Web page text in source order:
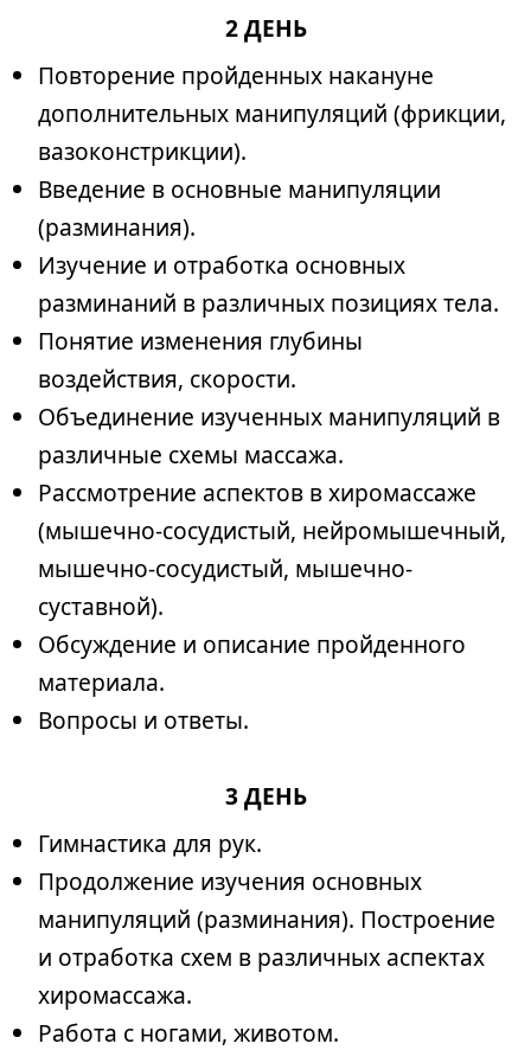
2 ДЕНЬ
Повторение пройденных накануне
дополнительных манипуляций (фрикции,
вазоконстрикции).
Введение в основные манипуляции
(разминания).
Изучение и отработка основных
разминаний в различных позициях тела.
Понятие изменения глубины
воздействия, скорости.
Объединение изученных манипуляций в
различные схемы массажа.
Рассмотрение аспектов в хиромассаже
(мышечно-сосудистый, нейромышечный,
мышечно-сосудистый, мышечно-
суставной).
Обсуждение и описание пройденного
материала.
Вопросы и ответы.
3 ДЕНЬ
Гимнастика для рук.
Продолжение изучения основных
манипуляций (разминания). Построение
и отработка схем в различных аспектах
хиромассажа.
Работа с ногами, животом.